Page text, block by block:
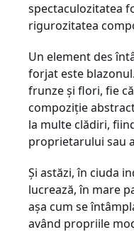
spectaculozitatea
rigurozitatea
Un element des
forjat este
frunze şi flori, fie
compoziţie
la multe clădiri,
proprietarului sau
Şi astăzi, în ciuda
lucrează, în mare
aşa cum se
având propriile